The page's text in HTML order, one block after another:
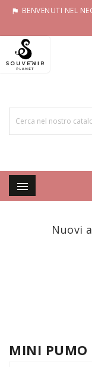

BENVENUTI NEL

Nuovi
MINI PUMO